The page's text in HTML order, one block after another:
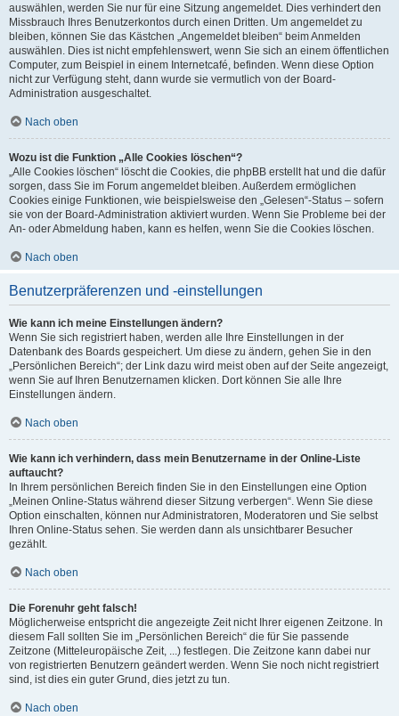
auswählen, werden Sie nur für eine Sitzung angemeldet. Dies verhindert den
Missbrauch Ihres Benutzerkontos durch einen Dritten. Um angemeldet zu
bleiben, können Sie das Kästchen „Angemeldet bleiben“ beim Anmelden
auswählen. Dies ist nicht empfehlenswert, wenn Sie sich an einem öffentlichen
Computer, zum Beispiel in einem Internetcafé, befinden. Wenn diese Option
nicht zur Verfügung steht, dann wurde sie vermutlich von der Board-
Administration ausgeschaltet.
Nach oben
Wozu ist die Funktion „Alle Cookies löschen“?
„Alle Cookies löschen“ löscht die Cookies, die phpBB erstellt hat und die dafür
sorgen, dass Sie im Forum angemeldet bleiben. Außerdem ermöglichen
Cookies einige Funktionen, wie beispielsweise den „Gelesen“-Status – sofern
sie von der Board-Administration aktiviert wurden. Wenn Sie Probleme bei der
An- oder Abmeldung haben, kann es helfen, wenn Sie die Cookies löschen.
Nach oben
Benutzerpräferenzen und -einstellungen
Wie kann ich meine Einstellungen ändern?
Wenn Sie sich registriert haben, werden alle Ihre Einstellungen in der
Datenbank des Boards gespeichert. Um diese zu ändern, gehen Sie in den
„Persönlichen Bereich“; der Link dazu wird meist oben auf der Seite angezeigt,
wenn Sie auf Ihren Benutzernamen klicken. Dort können Sie alle Ihre
Einstellungen ändern.
Nach oben
Wie kann ich verhindern, dass mein Benutzername in der Online-Liste
auftaucht?
In Ihrem persönlichen Bereich finden Sie in den Einstellungen eine Option
„Meinen Online-Status während dieser Sitzung verbergen“. Wenn Sie diese
Option einschalten, können nur Administratoren, Moderatoren und Sie selbst
Ihren Online-Status sehen. Sie werden dann als unsichtbarer Besucher
gezählt.
Nach oben
Die Forenuhr geht falsch!
Möglicherweise entspricht die angezeigte Zeit nicht Ihrer eigenen Zeitzone. In
diesem Fall sollten Sie im „Persönlichen Bereich“ die für Sie passende
Zeitzone (Mitteleuropäische Zeit, ...) festlegen. Die Zeitzone kann dabei nur
von registrierten Benutzern geändert werden. Wenn Sie noch nicht registriert
sind, ist dies ein guter Grund, dies jetzt zu tun.
Nach oben